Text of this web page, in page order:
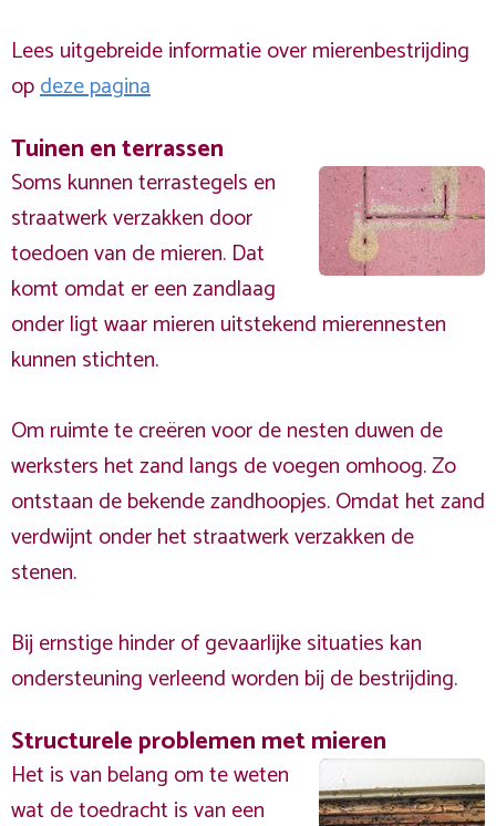
Lees uitgebreide informatie over mierenbestrijding
opdeze pagina
Tuinen en terrassen
Soms kunnen terrastegels en
straatwerk verzakken door
toedoen van de mieren. Dat
komt omdat er een zandlaag
onder ligt waar mieren uitstekend mierennesten
kunnen stichten.
Om ruimte te creëren voor de nesten duwen de
werksters het zand langs de voegen omhoog. Zo
ontstaan de bekende zandhoopjes. Omdat het zand
verdwijnt onder het straatwerk verzakken de
stenen.
Bij ernstige hinder of gevaarlijke situaties kan
ondersteuning verleend worden bij de bestrijding.
Structurele problemen met mieren
Het is van belang om te weten
wat de toedracht is van een